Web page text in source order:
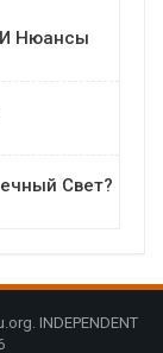
И Нюансы
Свет?
INDEPENDENT